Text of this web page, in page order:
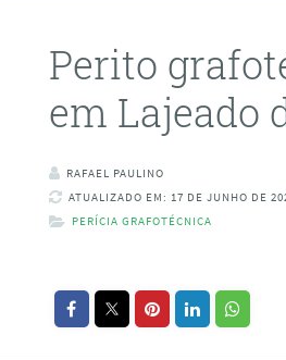
Perito
em Lajeado
RAFAEL PAULINO
ATUALIZADO EM: 17 DE JUNHO DE
PERÍCIA GRAFOTÉCNICA